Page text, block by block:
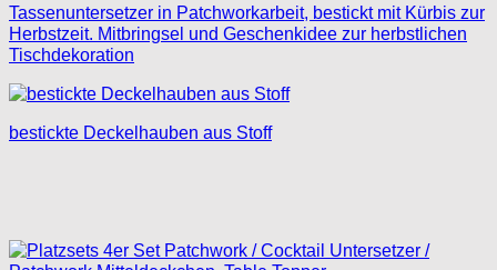
Tassenuntersetzer in Patchworkarbeit, bestickt mit Kürbis zur
Herbstzeit. Mitbringsel und Geschenkidee zur herbstlichen
Tischdekoration
bestickte Deckelhauben aus Stoff